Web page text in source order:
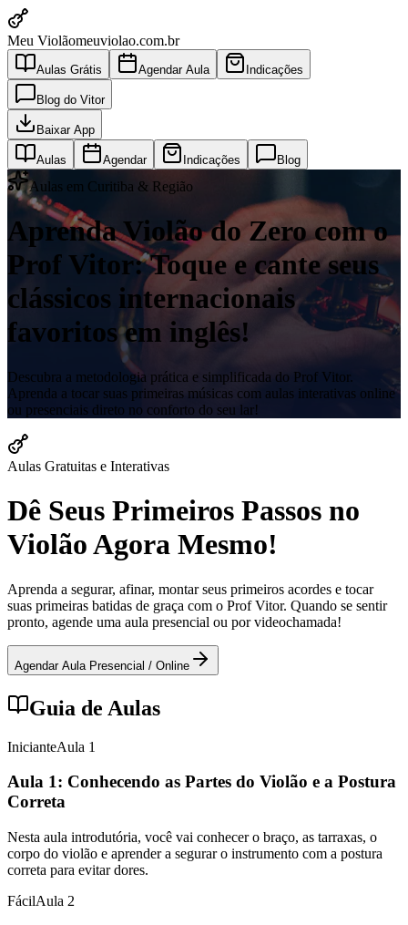
Meu Violãomeuviolao.com.br
Aulas Grátis Agendar Aula Indicações
Blog do Vitor
Baixar App
Aulas Agendar Indicações Blog
Aulas em Curitiba & Região
Aprenda Violão do Zero com o
Prof Vitor: Toque e cante seus
clássicos internacionais
favoritos em inglês!
Descubra a metodologia prática e simplificada do Prof Vitor.
Aprenda a tocar suas primeiras músicas com aulas interativas online
ou presenciais direto no conforto do seu lar!
Aulas Gratuitas e Interativas
Dê Seus Primeiros Passos no
Violão Agora Mesmo!
Aprenda a segurar, afinar, montar seus primeiros acordes e tocar
suas primeiras batidas de graça com o Prof Vitor. Quando se sentir
pronto, agende uma aula presencial ou por videochamada!
Agendar Aula Presencial / Online
Guia de Aulas
InicianteAula 1
Aula 1: Conhecendo as Partes do Violão e a Postura
Correta
Nesta aula introdutória, você vai conhecer o braço, as tarraxas, o
corpo do violão e aprender a segurar o instrumento com a postura
correta para evitar dores.
FácilAula 2